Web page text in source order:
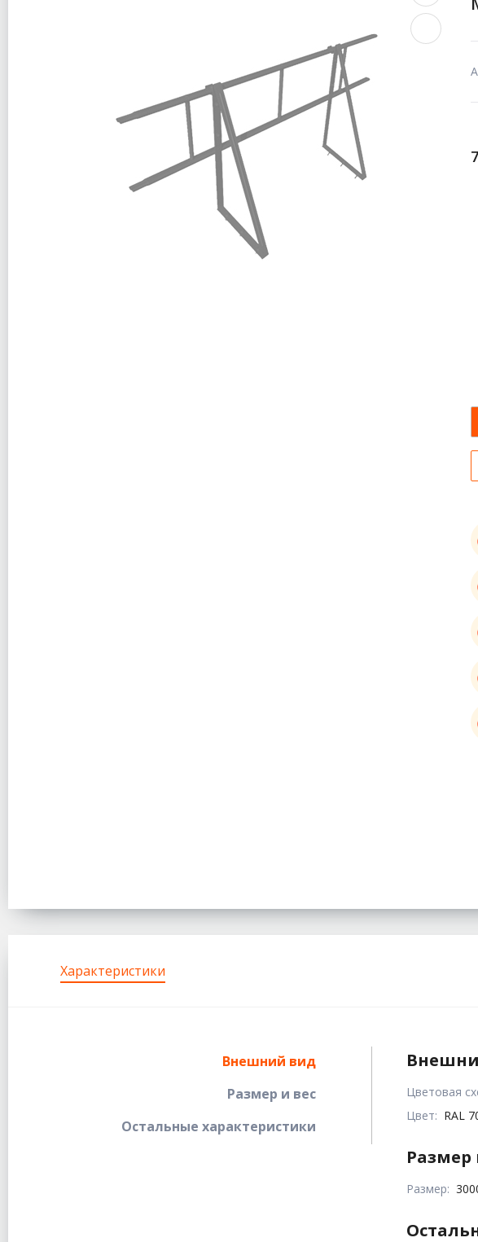
Характеристики
Внешний вид
Размер и вес
Остальные характеристики
Цветовая
Цвет: RAL
Размер
Размер: